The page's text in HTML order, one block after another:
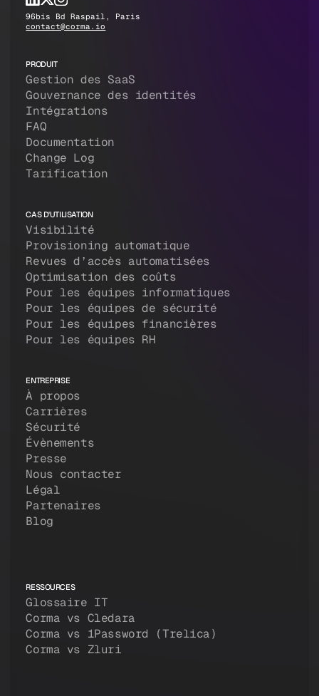
96bis Bd Raspail, Paris
contact@corma.io
PRODUIT
Gestion des SaaS
Gouvernance des identités
Intégrations
FAQ
Documentation
Change Log
Tarification
CAS D'UTILISATION
Visibilité
Provisioning automatique
Revues d’accès automatisées
Optimisation des coûts
Pour les équipes informatiques
Pour les équipes de sécurité
Pour les équipes financières
Pour les équipes RH
ENTREPRISE
À propos
Carrières
Sécurité
Évènements
Presse
Nous contacter
Légal
Partenaires
Blog
RESSOURCES
Glossaire IT
Corma vs Cledara
Corma vs 1Password (Trelica)
Corma vs Zluri